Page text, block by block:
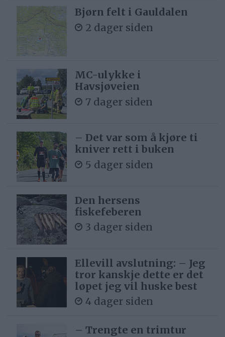
Bjørn felt i Gauldalen
2 dager siden
MC-ulykke i
Havsjøveien
7 dager siden
– Det var som å kjøre ti
kniver rett i buken
5 dager siden
Den hersens
fiskefeberen
3 dager siden
Ellevill avslutning: – Jeg
tror kanskje dette er det
løpet jeg vil huske best
4 dager siden
– Trengte en trimtur